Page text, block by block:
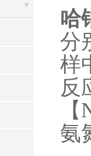
哈
分
样
反
氨